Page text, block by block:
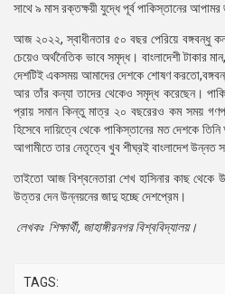
সাথে ৯ মাস রক্তক্ষয়ী যুদ্ধে পূর্ব পাকিস্তানের আপামর
আজ ২০২২, স্বাধীনতার ৫০ বছর পেরিয়ে বঙ্গবন্ধু
চেয়েও অর্থনৈতিক ভাবে সমৃদ্ধ। বাংলাদেশী টাকার
দেশটিই একসময় আমাদের দেশকে শোষণ
আর তাঁর কন্যা তাদের থেকেও সমৃদ্ধ করেছেন।
প্রায় সমান কিন্তু মাত্র ২০ বছরেরও কম সময়
হিসেবে দায়িত্বে থেকে পাকিস্তানের মত দেশকে তিনি
আগামীতে তার নেতৃত্বে খুব শীঘ্রই বাংলাদেশ উন্নত
তাইতো আজ বিশ্বনেতারা শেখ হাসিনার কাছ থেকে
উত্তর দেন উন্নয়নের জাদু হচ্ছে দেশপ্রেম।
লেখকঃ শিক্ষার্থী, জাহাঙ্গীরনগর বিশ্ববিদ্যালয়।
TAGS: